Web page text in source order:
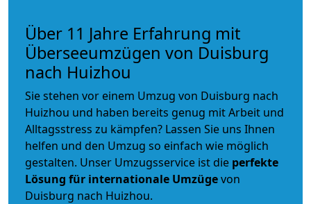
Über 11 Jahre Erfahrung mit
Überseeumzügen von Duisburg
nach Huizhou
Sie stehen vor einem Umzug von Duisburg nach
Huizhou und haben bereits genug mit Arbeit und
Alltagsstress zu kämpfen? Lassen Sie uns Ihnen
helfen und den Umzug so einfach wie möglich
gestalten. Unser Umzugsservice ist die perfekte
Lösung für internationale Umzügevon
Duisburg nach Huizhou.